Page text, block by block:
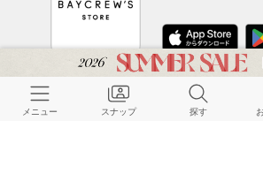
CUSTOMER
メニュー スナップ 探す